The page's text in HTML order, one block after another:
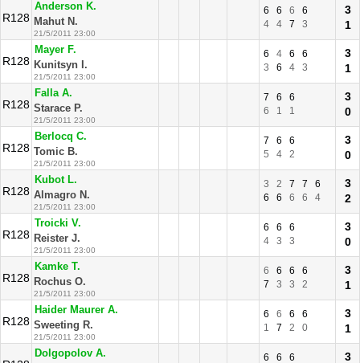
R128
Anderson K.
Mahut N.
21/5/2011 23:00
6 6 6
6
4
4 7 3
3
1
R128
Mayer F.
Kunitsyn I.
21/5/2011 23:00
6 4 6
6
3
6 4 3
3
1
R128
Falla A.
Starace P.
21/5/2011 23:00
7 6
6
6
1 1
3
0
R128
Berlocq C.
Tomic B.
21/5/2011 23:00
7 6
6
5
4 2
3
0
R128
Kubot L.
Almagro N.
21/5/2011 23:00
3 2 7 7
6
6
6 6 6 4
3
2
R128
Troicki V.
Reister J.
21/5/2011 23:00
6 6
6
4
3 3
3
0
R128
Kamke T.
Rochus O.
21/5/2011 23:00
6 6 6
6
7
3 3 2
3
1
R128
Haider Maurer A.
Sweeting R.
21/5/2011 23:00
6 6 6
6
1
7 2 0
3
1
Dolgopolov A. 6 6 6 3